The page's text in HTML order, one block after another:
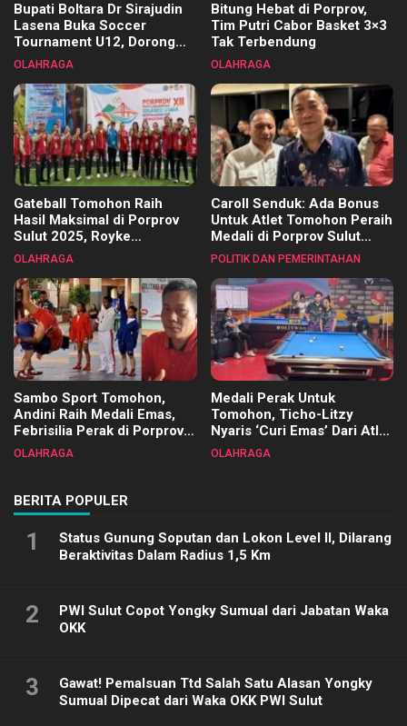
Bupati Boltara Dr Sirajudin
Lasena Buka Soccer
Tournament U12, Dorong
Pembinaan Merata di Setiap
OLAHRAGA
Bitung Hebat di Porprov,
Tim Putri Cabor Basket 3×3
Tak Terbendung
OLAHRAGA
Gateball Tomohon Raih
Hasil Maksimal di Porprov
Sulut 2025, Royke
Tangkawarouw Ucapkan
OLAHRAGA
Caroll Senduk: Ada Bonus
Untuk Atlet Tomohon Peraih
Medali di Porprov Sulut
2025
POLITIK DAN PEMERINTAHAN
Sambo Sport Tomohon,
Andini Raih Medali Emas,
Febrisilia Perak di Porprov
Sulut 2025
OLAHRAGA
Medali Perak Untuk
Tomohon, Ticho-Litzy
Nyaris ‘Curi Emas’ Dari Atlet
Biliar PON di Porprov Sulut
OLAHRAGA
BERITA POPULER
1
Status Gunung Soputan dan Lokon Level II, Dilarang
Beraktivitas Dalam Radius 1,5 Km
2
PWI Sulut Copot Yongky Sumual dari Jabatan Waka
OKK
3
Gawat! Pemalsuan Ttd Salah Satu Alasan Yongky
Sumual Dipecat dari Waka OKK PWI Sulut